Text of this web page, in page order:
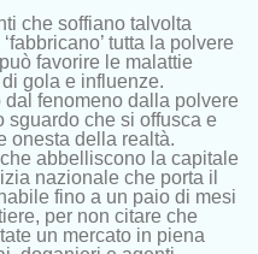
che soffiano talvolta
tutta la polvere
favorire le malattie
gola e influenze.
dal fenomeno dalla polvere
che si offusca e
onesta della realtà.
abbelliscono la capitale
nazionale che porta il
fino a un paio di mesi
per non citare che
un mercato in piena